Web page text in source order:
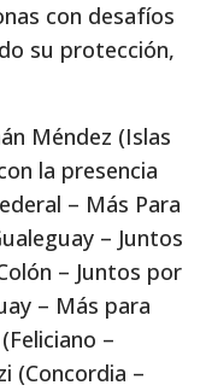
con desafíos
su protección,
Méndez (Islas
la presencia
– Más Para
– Juntos
– Juntos por
– Más para
–
(Concordia –